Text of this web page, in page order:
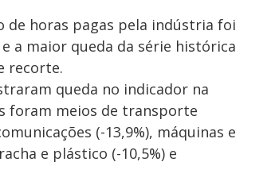
de horas pagas pela indústria foi
a maior queda da série histórica
recorte.
queda no indicador na
foram meios de transporte
(-13,9%), máquinas e
e plástico (-10,5%) e